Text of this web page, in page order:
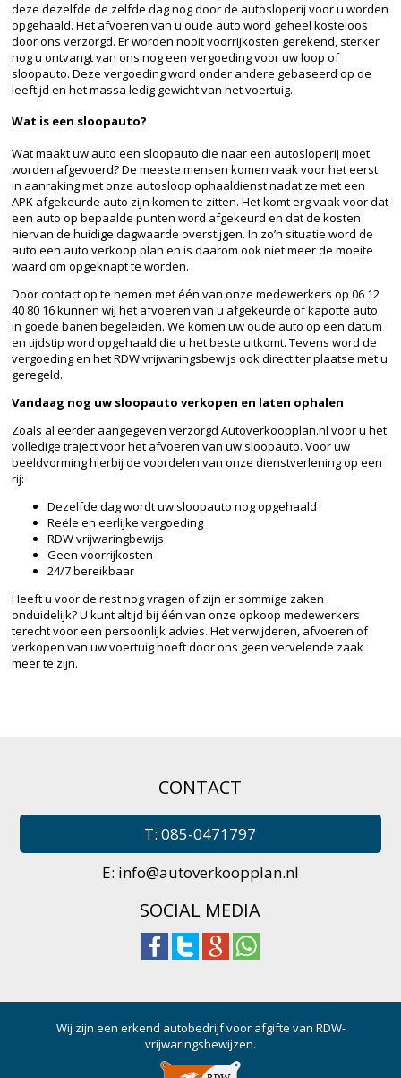
deze dezelfde de zelfde dag nog door de autosloperij voor u worden
opgehaald. Het afvoeren van u oude auto word geheel kosteloos
door ons verzorgd. Er worden nooit voorrijkosten gerekend, sterker
nog u ontvangt van ons nog een vergoeding voor uw loop of
sloopauto. Deze vergoeding word onder andere gebaseerd op de
leeftijd en het massa ledig gewicht van het voertuig.
Wat is een sloopauto?
Wat maakt uw auto een sloopauto die naar een autosloperij moet
worden afgevoerd? De meeste mensen komen vaak voor het eerst
in aanraking met onze autosloop ophaaldienst nadat ze met een
APK afgekeurde auto zijn komen te zitten. Het komt erg vaak voor dat
een auto op bepaalde punten word afgekeurd en dat de kosten
hiervan de huidige dagwaarde overstijgen. In zo’n situatie word de
auto een auto verkoop plan en is daarom ook niet meer de moeite
waard om opgeknapt te worden.
Door contact op te nemen met één van onze medewerkers op 06 12
40 80 16 kunnen wij het afvoeren van u afgekeurde of kapotte auto
in goede banen begeleiden. We komen uw oude auto op een datum
en tijdstip word opgehaald die u het beste uitkomt. Tevens word de
vergoeding en het RDW vrijwaringsbewijs ook direct ter plaatse met u
geregeld.
Vandaag nog uw sloopauto verkopen en laten ophalen
Zoals al eerder aangegeven verzorgd Autoverkoopplan.nl voor u het
volledige traject voor het afvoeren van uw sloopauto. Voor uw
beeldvorming hierbij de voordelen van onze dienstverlening op een
rij:
Dezelfde dag wordt uw sloopauto nog opgehaald
Reële en eerlijke vergoeding
RDW vrijwaringbewijs
Geen voorrijkosten
24/7 bereikbaar
Heeft u voor de rest nog vragen of zijn er sommige zaken
onduidelijk? U kunt altijd bij één van onze opkoop medewerkers
terecht voor een persoonlijk advies. Het verwijderen, afvoeren of
verkopen van uw voertuig hoeft door ons geen vervelende zaak
meer te zijn.
CONTACT
T: 085-0471797
E: info@autoverkoopplan.nl
SOCIAL MEDIA
Wij zijn een erkend autobedrijf voor afgifte van RDW-
vrijwaringsbewijzen.